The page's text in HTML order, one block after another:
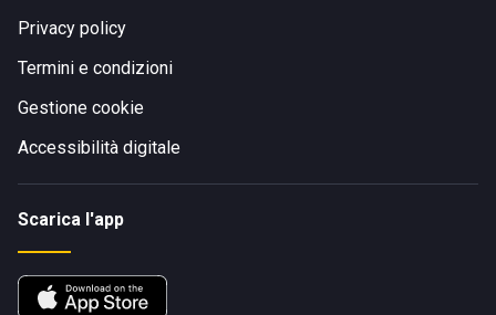
Privacy policy
Termini e condizioni
Gestione cookie
Accessibilità digitale
Scarica l'app